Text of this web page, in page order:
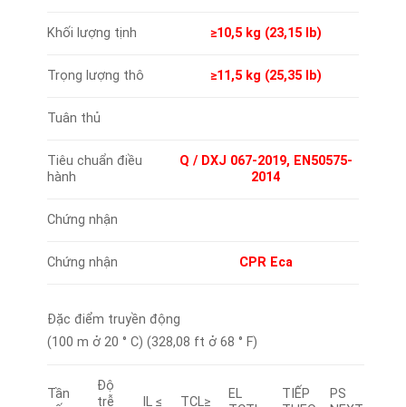
Khối lượng tịnh ≥10,5 kg (23,15 lb)
Trọng lượng thô ≥11,5 kg (25,35 lb)
Tuân thủ
Tiêu chuẩn điều
hành
Q / DXJ 067-2019, EN50575-
2014
Chứng nhận
Chứng nhận CPR Eca
Đặc điểm truyền động
(100 m ở 20 ° C) (328,08 ft ở 68 ° F)
Tần
Độ
trễ
IL ≤ TCL≥
EL
TIẾP
PS